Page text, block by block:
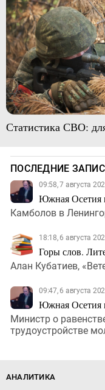
Статистика СВО:
ПОСЛЕДНИЕ
09:58, 7 августа
Южная Осетия
Камболов в
18:18, 6 августа
Горы слов.
Алан Кубатиев,
09:47, 6 августа
Южная Осетия
Министр о
трудоустройстве
АНАЛИТИКА